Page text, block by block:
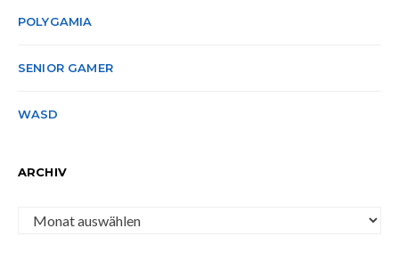
POLYGAMIA
SENIOR GAMER
WASD
ARCHIV
Archiv